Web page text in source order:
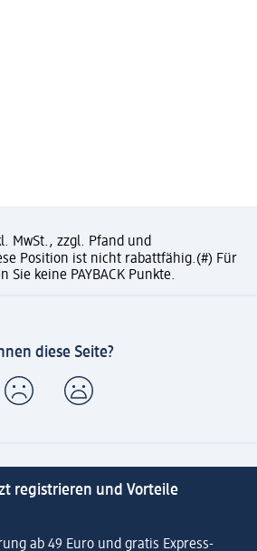
MwSt., zzgl. Pfand und
Position ist nicht rabattfähig.(#) Für
Sie keine PAYBACK Punkte.
diese Seite?
registrieren und Vorteile
ab 49 Euro und gratis Express-